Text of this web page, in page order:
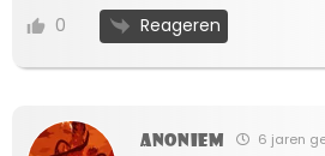
0 Reageren
Anoniem 6 jaren